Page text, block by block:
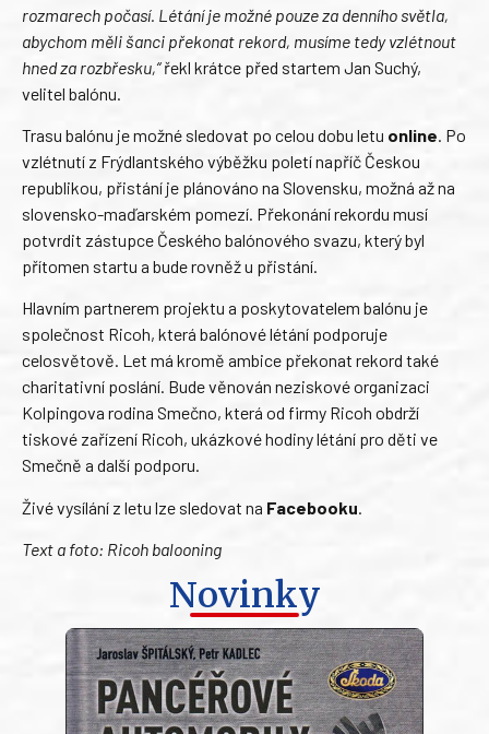
rozmarech počasí. Létání je možné pouze za denního světla,
abychom měli šanci překonat rekord, musíme tedy vzlétnout
hned za rozbřesku,“řekl krátce před startem Jan Suchý,
velitel balónu.
Trasu balónu je možné sledovat po celou dobu letu online. Po
vzlétnutí z Frýdlantského výběžku poletí napříč Českou
republikou, přistání je plánováno na Slovensku, možná až na
slovensko-maďarském pomezí. Překonání rekordu musí
potvrdit zástupce Českého balónového svazu, který byl
přítomen startu a bude rovněž u přistání.
Hlavním partnerem projektu a poskytovatelem balónu je
společnost Ricoh, která balónové létání podporuje
celosvětově. Let má kromě ambice překonat rekord také
charitativní poslání. Bude věnován neziskové organizaci
Kolpingova rodina Smečno, která od firmy Ricoh obdrží
tiskové zařízení Ricoh, ukázkové hodiny létání pro děti ve
Smečně a další podporu.
Živé vysílání z letu lze sledovat na Facebooku
Text a foto: Ricoh balooning
Novinky